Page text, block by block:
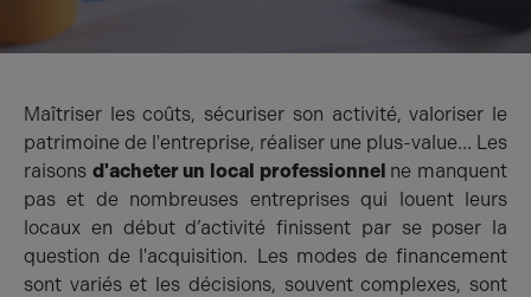
Maîtriser les coûts, sécuriser son activité, valoriser le
patrimoine de l'entreprise, réaliser une plus-value... Les
raisons d'acheter un local professionnel ne manquent
pas et de nombreuses entreprises qui louent leurs
locaux en début d’activité finissent par se poser la
question de l'acquisition. Les modes de financement
sont variés et les décisions, souvent complexes, sont